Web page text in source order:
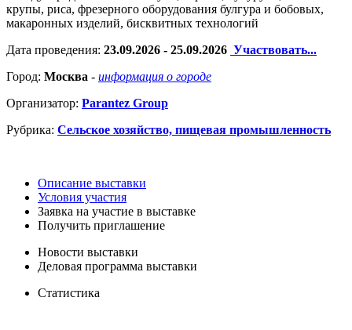
крупы, риса, фрезерного оборудования булгура и бобовых,
макаронных изделий, бисквитных технологий
Дата проведения: 23.09.2026 - 25.09.2026 Участвовать...
Город: Москва - информация о городе
Организатор: Parantez Group
Рубрика: Сельское хозяйство, пищевая промышленность
Описание выставки
Условия участия
Заявка на участие в выставке
Получить приглашение
Новости выставки
Деловая программа выставки
Статистика